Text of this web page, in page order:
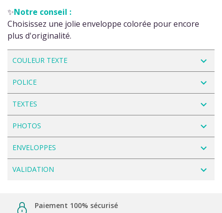
✨Notre conseil :
Choisissez une jolie enveloppe colorée pour encore
plus d'originalité.
COULEUR TEXTE navigate_next
POLICE navigate_next
TEXTES navigate_next
PHOTOS navigate_next
ENVELOPPES navigate_next
VALIDATION navigate_next
Paiement 100% sécurisé